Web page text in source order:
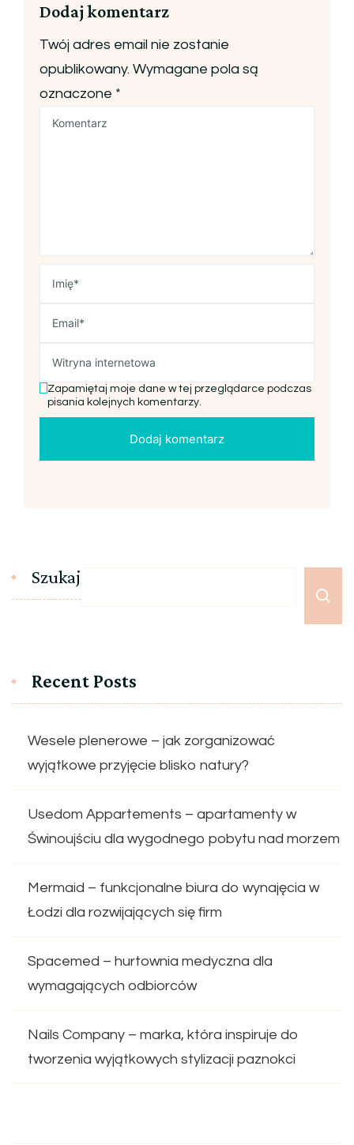
Dodaj komentarz
Twój adres email nie zostanie
opublikowany. Wymagane pola są
oznaczone *
Zapamiętaj moje dane w tej przeglądarce podczas
pisania kolejnych komentarzy.
Szukaj
Recent Posts
Wesele plenerowe – jak zorganizować
wyjątkowe przyjęcie blisko natury?
Usedom Appartements – apartamenty w
Świnoujściu dla wygodnego pobytu nad morzem
Mermaid – funkcjonalne biura do wynajęcia w
Łodzi dla rozwijających się firm
Spacemed – hurtownia medyczna dla
wymagających odbiorców
Nails Company – marka, która inspiruje do
tworzenia wyjątkowych stylizacji paznokci